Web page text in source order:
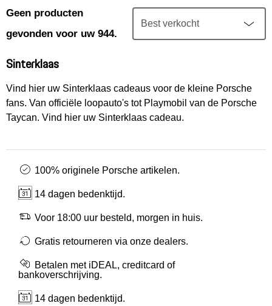
Mijn account
Meer Porsche
Porsche informatie
Geen producten
gevonden voor uw 944.
Sinterklaas
Vind hier uw Sinterklaas cadeaus voor de kleine Porsche
fans. Van officiële loopauto's tot Playmobil van de Porsche
Taycan. Vind hier uw Sinterklaas cadeau.
100% originele Porsche artikelen.
14 dagen bedenktijd.
Voor 18:00 uur besteld, morgen in huis.
Gratis retourneren via onze dealers.
Betalen met iDEAL, creditcard of
bankoverschrijving.
14 dagen bedenktijd.